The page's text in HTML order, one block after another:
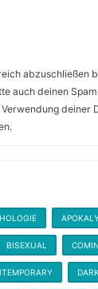
abzuschließen
auch deinen
deiner
BISEXUAL